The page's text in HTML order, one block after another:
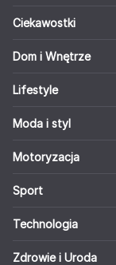
Ciekawostki
Dom i Wnętrze
Lifestyle
Moda i styl
Motoryzacja
Sport
Technologia
Zdrowie i Uroda